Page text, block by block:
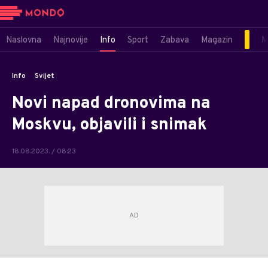
Naslovna Najnovije Info Sport Zabava Magazin
Info Svijet
Novi napad dronovima na
Moskvu, objavili i snimak
18.08.2023. / 08:23